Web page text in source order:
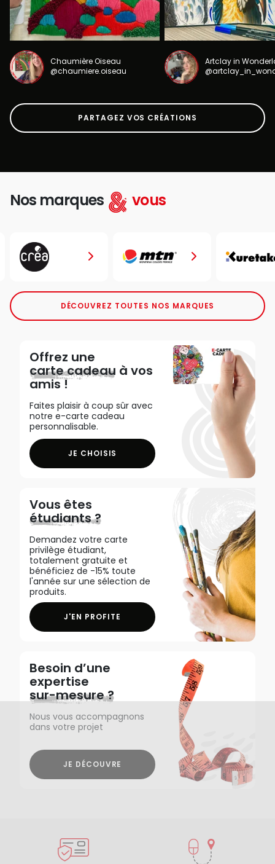
Chaumière Oiseau
@chaumiere.oiseau
Artclay in
PARTAGEZ VOS CRÉATIONS
Nos marques vous
DÉCOUVREZ TOUTES NOS MARQUES
Offrez une
carte cadeau à vos
amis !
Faites plaisir à coup sûr avec
notre e-carte cadeau
personnalisable.
JE CHOISIS
Vous êtes
étudiants ?
Demandez votre carte
privilège étudiant,
totalement gratuite et
bénéficiez de -15% toute
l'année sur une sélection de
produits.
J'EN PROFITE
Besoin d’une
expertise
sur-mesure ?
Nous vous accompagnons
dans votre projet
JE DÉCOUVRE